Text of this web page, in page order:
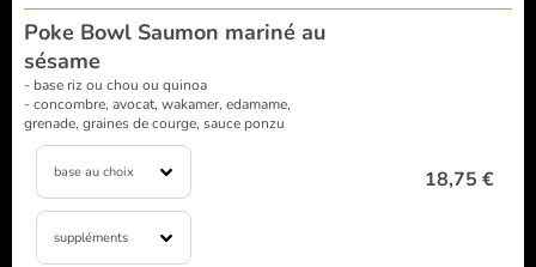
Poke Bowl Saumon mariné au
sésame
- base riz ou chou ou quinoa
- concombre, avocat, wakamer, edamame,
grenade, graines de courge, sauce ponzu
base au choix
suppléments
18,75 €